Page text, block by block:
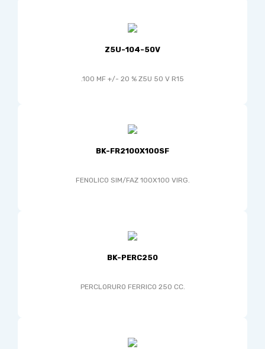
Z5U-104-50V
.100 MF +/- 20 % Z5U 50 V R15
BK-FR2100X100SF
FENOLICO SIM/FAZ 100X100 VIRG.
BK-PERC250
PERCLORURO FERRICO 250 CC.